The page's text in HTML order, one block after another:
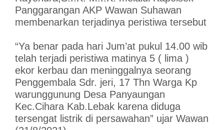
Panggarangan AKP Wawan Suhawan
membenarkan terjadinya peristiwa tersebut
“Ya benar pada hari Jum’at pukul 14.00 wib
telah terjadi peristiwa matinya 5 ( lima )
ekor kerbau dan meninggalnya seorang
Penggembala Sdr. jeri, 17 Thn Warga Kp
warunggunung Desa Panyaungan
Kec.Cihara Kab.Lebak karena diduga
tersengat listrik di persawahan” ujar Wawan